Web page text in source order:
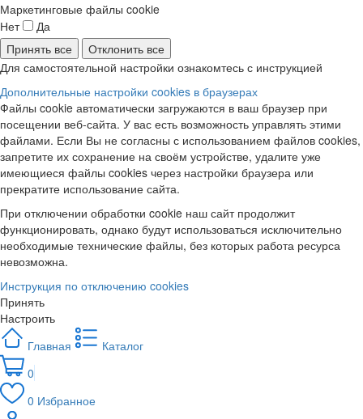
Маркетинговые файлы cookie
Нет
Да
Принять все
Отклонить все
Для самостоятельной настройки ознакомтесь с инструкцией
Дополнительные настройки cookies в браузерах
Файлы cookie автоматически загружаются в ваш браузер при
посещении веб-сайта. У вас есть возможность управлять этими
файлами. Если Вы не согласны с использованием файлов cookies,
запретите их сохранение на своём устройстве, удалите уже
имеющиеся файлы cookies через настройки браузера или
прекратите использование сайта.
При отключении обработки cookie наш сайт продолжит
функционировать, однако будут использоваться исключительно
необходимые технические файлы, без которых работа ресурса
невозможна.
Инструкция по отключению cookies
Принять
Настроить
Главная
Каталог
0
0 Избранное